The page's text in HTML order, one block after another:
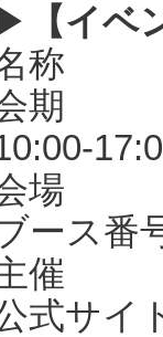
▶
【イベ
称 第
期
場 東
ース
催
式サ